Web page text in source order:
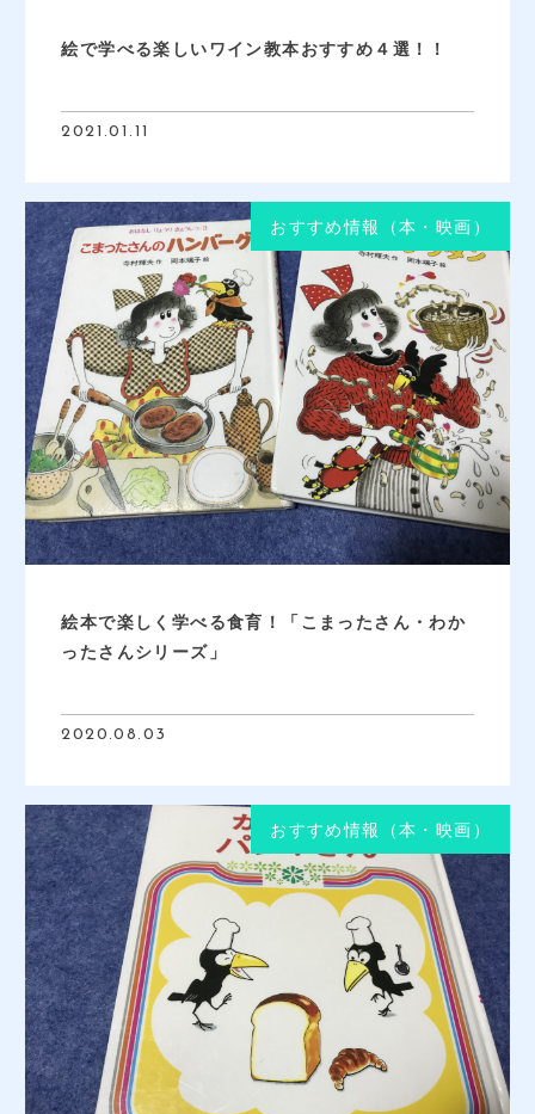
絵で学べる楽しいワイン教本おすすめ４選！！
2021.01.11
おすすめ情報（本・映画）
絵本で楽しく学べる食育！「こまったさん・わか
ったさんシリーズ」
2020.08.03
おすすめ情報（本・映画）